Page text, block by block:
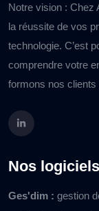
Notre vision : Chez
la réussite de vos
technologie. C’est
comprendre votre
formons nos
Nos
Ges'dim : gestion